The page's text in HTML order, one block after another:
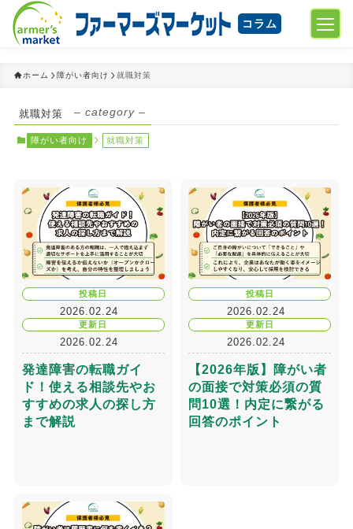
コラム
ホーム 障がい者向け 就職対策
就職対策 – category –
障がい者向け 就職対策
投稿日
2026.02.24
更新日
2026.02.24
発達障害の転職ガイ
ド！使える相談先やお
すすめの求人の探し方
まで解説
投稿日
2026.02.24
更新日
2026.02.24
【2026年版】障がい者
の面接で対策必須の質
問10選！内定に繋がる
回答のポイント